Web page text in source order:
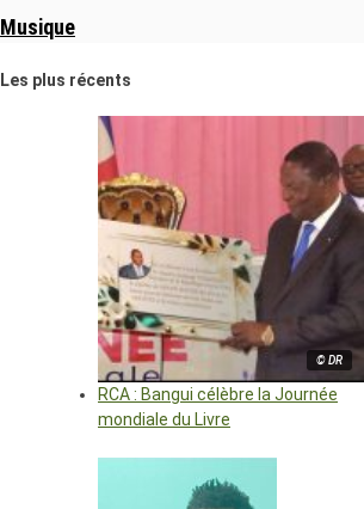
Musique
Les plus récents
© DR
RCA : Bangui célèbre la Journée
mondiale du Livre